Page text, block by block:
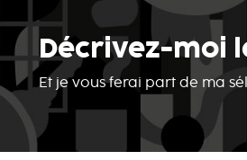
Décrivez-moi
Et je vous ferai part de ma